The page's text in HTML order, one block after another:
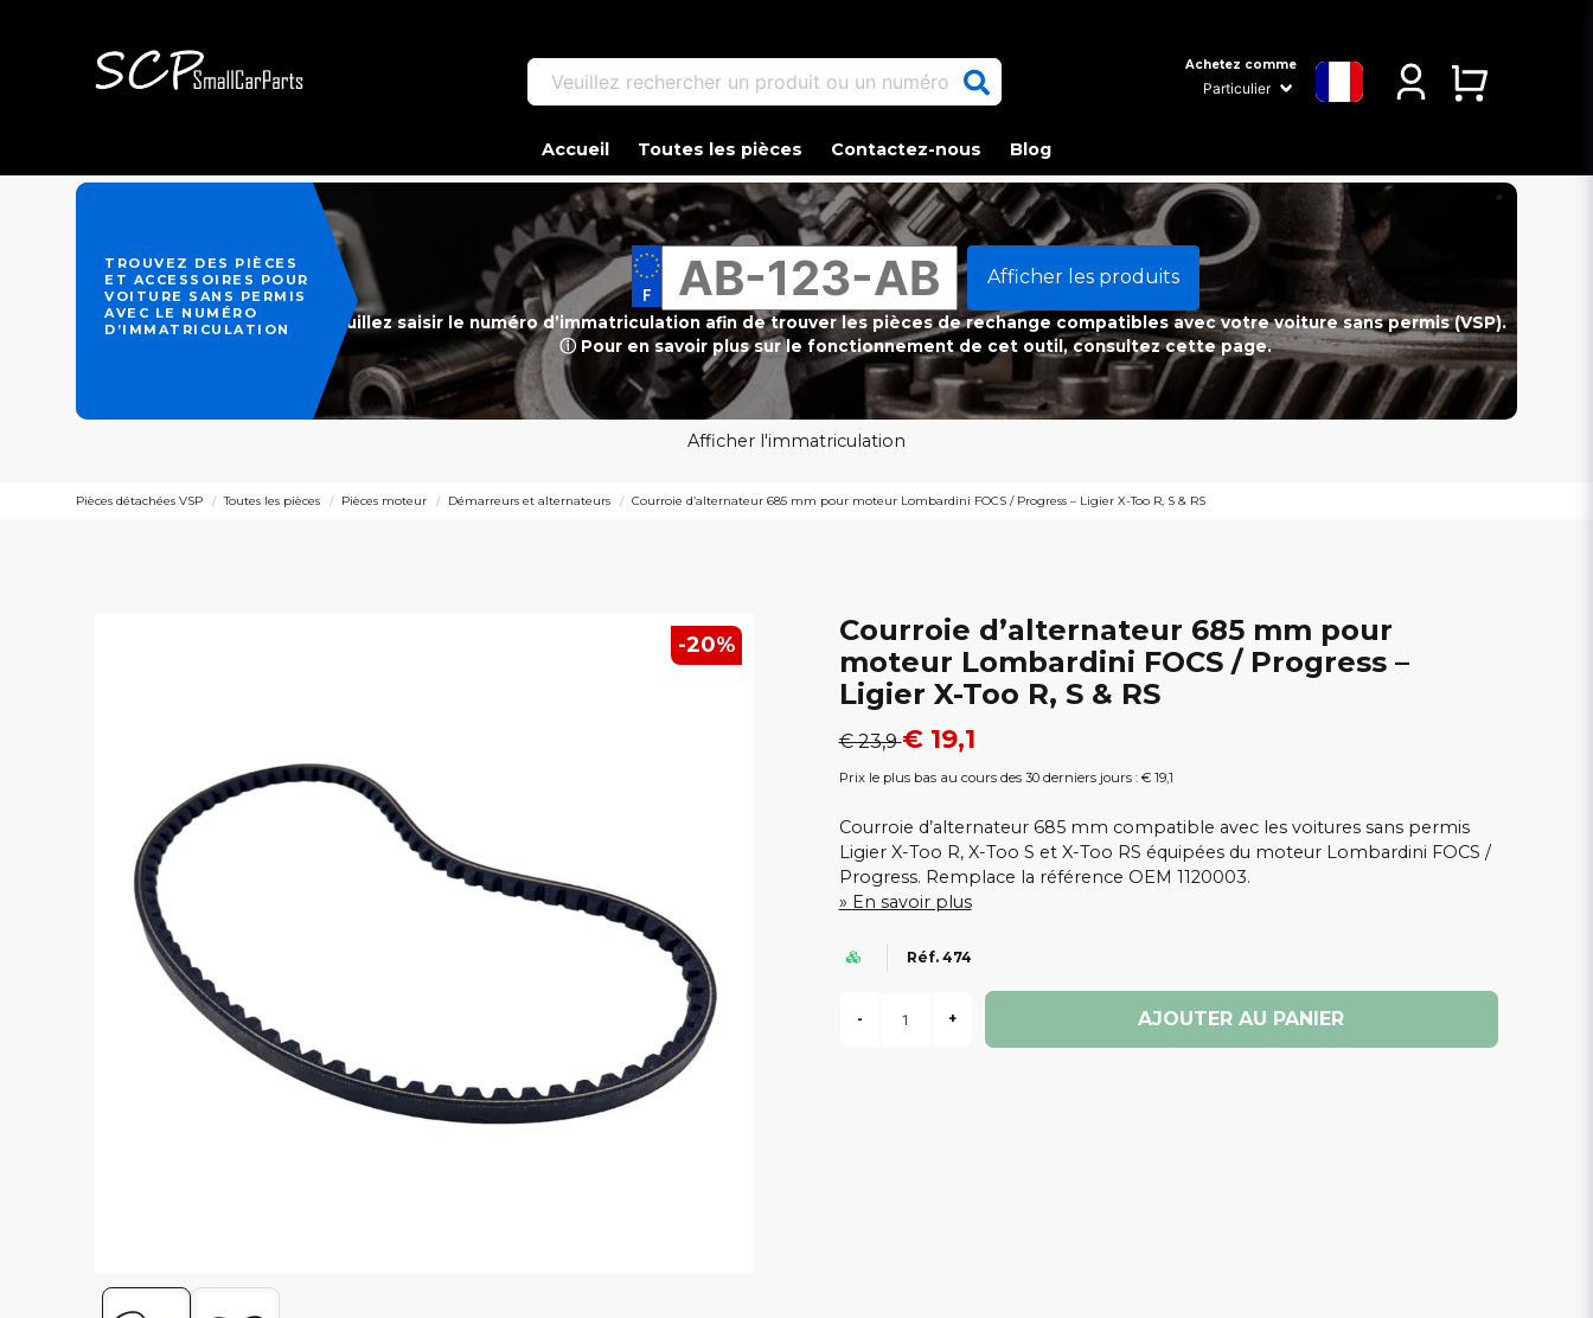
Veuillez rechercher un produit ou un numéro d'article. Achetez comme
Accueil Toutes les pièces Contactez-nous Blog
TROUVEZ DES PIÈCES
ET ACCESSOIRES POUR
VOITURE SANS PERMIS
AVEC LE NUMÉRO
D’IMMATRICULATION
Afficher les produits
Veuillez saisir le numéro d’immatriculation afin de trouver les pièces de rechange compatibles avec votre voiture sans permis (VSP).
ⓘ Pour en savoir plus sur le fonctionnement de cet outil, consultez cette page.
Afficher l'immatriculation
Pièces détachées VSP Toutes les pièces Pièces moteur Démarreurs et alternateurs Courroie d’alternateur 685 mm pour moteur Lombardini FOCS / Progress – Ligier X-Too R, S & RS
-20%
Courroie d’alternateur 685 mm pour
moteur Lombardini FOCS / Progress –
Ligier X-Too R, S & RS
€ 23,9€ 19,1
Prix le plus bas au cours des 30 derniers jours : € 19,1
Courroie d’alternateur 685 mm compatible avec les voitures sans permis
Ligier X-Too R, X-Too S et X-Too RS équipées du moteur Lombardini FOCS /
Progress. Remplace la référence OEM 1120003.
En savoir plus
Réf. 474
- + AJOUTER AU PANIER